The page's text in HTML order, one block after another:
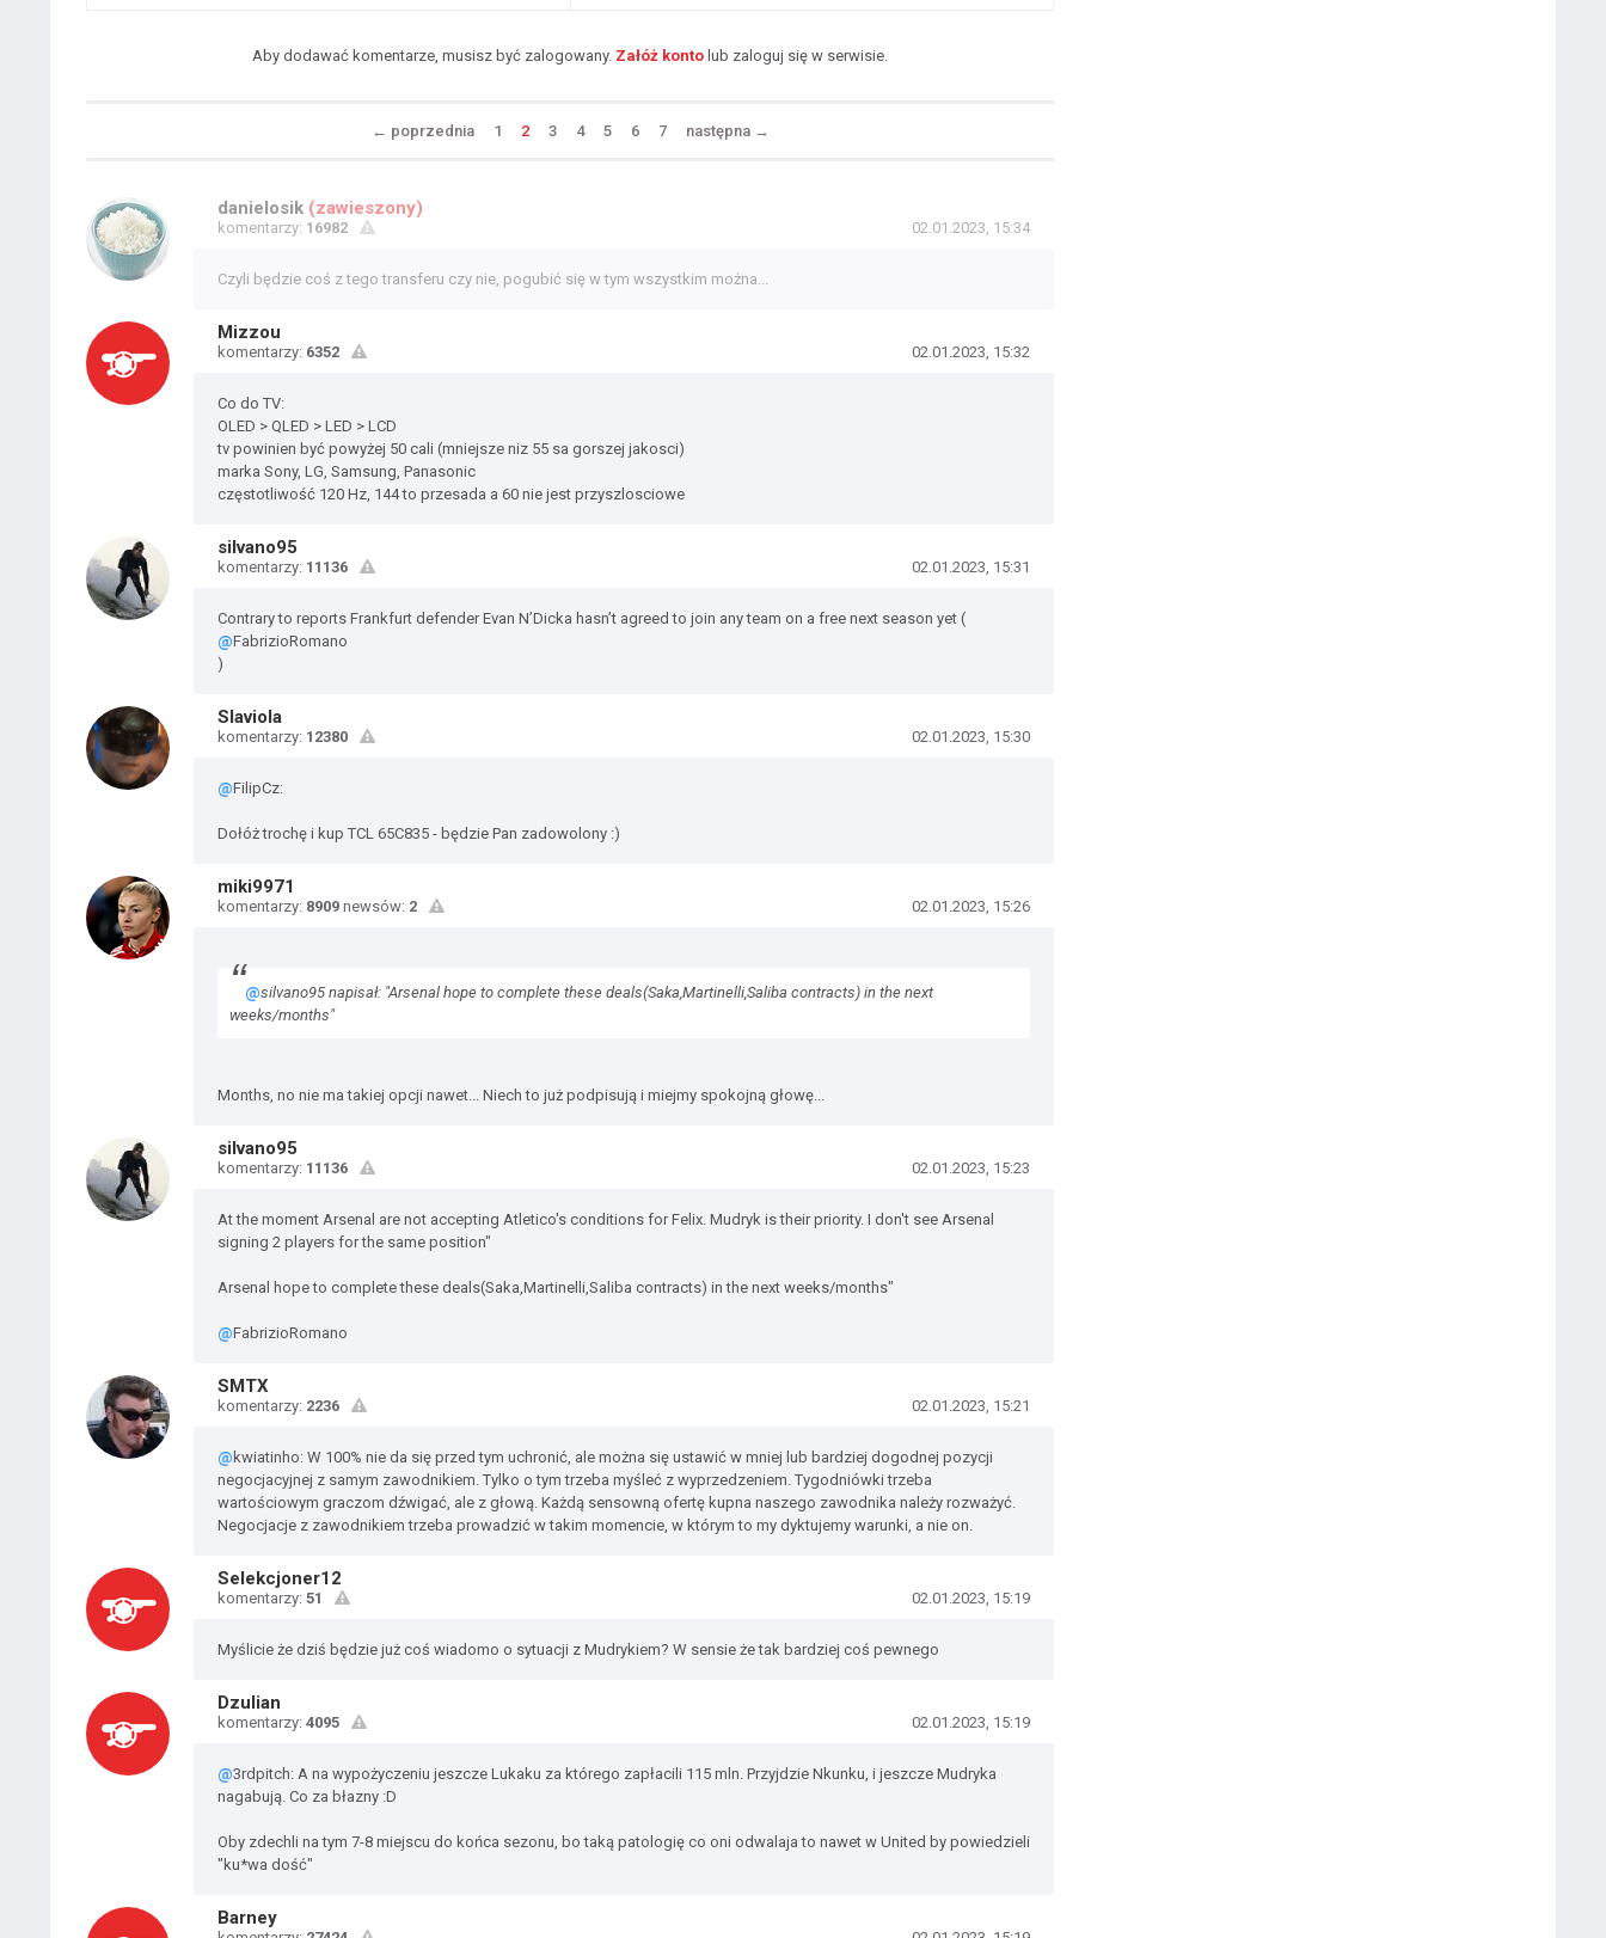
Aby dodawać komentarze, musisz być zalogowany. Załóż konto lub zaloguj się w serwisie.
← poprzednia 1 2 3 4 5 6 7 następna →
danielosik (zawieszony)
komentarzy: 16982 02.01.2023, 15:34
Czyli będzie coś z tego transferu czy nie, pogubić się w tym wszystkim można...
Mizzou
komentarzy: 6352 02.01.2023, 15:32
Co do TV:
OLED > QLED > LED > LCD
tv powinien być powyżej 50 cali (mniejsze niz 55 sa gorszej jakosci)
marka Sony, LG, Samsung, Panasonic
częstotliwość 120 Hz, 144 to przesada a 60 nie jest przyszlosciowe
silvano95
komentarzy: 11136 02.01.2023, 15:31
Contrary to reports Frankfurt defender Evan N’Dicka hasn’t agreed to join any team on a free next season yet (
@FabrizioRomano
)
Slaviola
komentarzy: 12380 02.01.2023, 15:30
@FilipCz:
Dołóż trochę i kup TCL 65C835 - będzie Pan zadowolony :)
miki9971
komentarzy: 8909 newsów: 2 02.01.2023, 15:26
@silvano95 napisał: "Arsenal hope to complete these deals(Saka,Martinelli,Saliba contracts) in the next
weeks/months"
Months, no nie ma takiej opcji nawet... Niech to już podpisują i miejmy spokojną głowę...
silvano95
komentarzy: 11136 02.01.2023, 15:23
At the moment Arsenal are not accepting Atletico's conditions for Felix. Mudryk is their priority. I don't see Arsenal
signing 2 players for the same position"
Arsenal hope to complete these deals(Saka,Martinelli,Saliba contracts) in the next weeks/months"
@FabrizioRomano
SMTX
komentarzy: 2236 02.01.2023, 15:21
@ kwiatinho: W 100% nie da się przed tym uchronić, ale można się ustawić w mniej lub bardziej dogodnej pozycji
negocjacyjnej z samym zawodnikiem. Tylko o tym trzeba myśleć z wyprzedzeniem. Tygodniówki trzeba
wartościowym graczom dźwigać, ale z głową. Każdą sensowną ofertę kupna naszego zawodnika należy rozważyć.
Negocjacje z zawodnikiem trzeba prowadzić w takim momencie, w którym to my dyktujemy warunki, a nie on.
Selekcjoner12
komentarzy: 51 02.01.2023, 15:19
Myślicie że dziś będzie już coś wiadomo o sytuacji z Mudrykiem? W sensie że tak bardziej coś pewnego
Dzulian
komentarzy: 4095 02.01.2023, 15:19
@3rdpitch: A na wypożyczeniu jeszcze Lukaku za którego zapłacili 115 mln. Przyjdzie Nkunku, i jeszcze Mudryka
nagabują. Co za błazny :D
Oby zdechli na tym 7-8 miejscu do końca sezonu, bo taką patologię co oni odwalaja to nawet w United by powiedzieli
"ku*wa dość"
Barney